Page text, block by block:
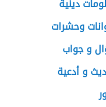
دينية
وحشرات
و جواب
و أدعية